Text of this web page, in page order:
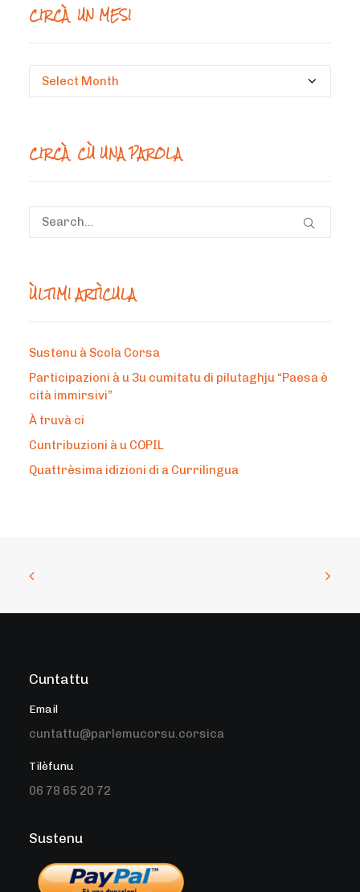
CIRCÀ UN MESI
Circà
CIRCÀ CÙ UNA PAROLA
ÙLTIMI ARTÌCULA
Sustenu à Scola Corsa
Participazioni à u 3u cumitatu di pilutaghju “Paesa è
cità immirsivi”
À truvà ci
Cuntribuzioni à u COPIL
Quattrèsima idizioni di a Currilingua
Cuntattu
Email
cuntattu@parlemucorsu.corsica
Tilèfunu
06 78 65 20 72
Sustenu